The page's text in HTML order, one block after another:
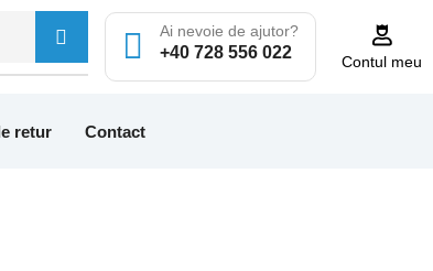
Ai nevoie de ajutor?
+40 728 556 022
Contul meu
retur Contact